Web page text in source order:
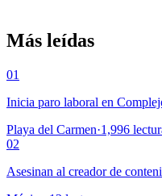
Más leídas
01
Inicia paro laboral en
Playa del Carmen·1,996
02
Asesinan al creador de